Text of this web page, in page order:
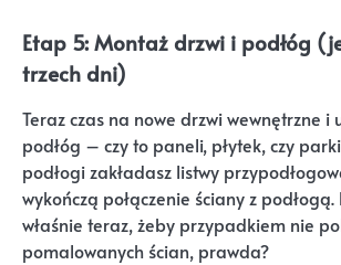
Etap 5: Montaż drzwi i podłóg
trzech dni)
Teraz czas na nowe drzwi wewnętrzne i
podłóg – czy to paneli, płytek, czy
podłogi zakładasz listwy
wykończą połączenie ściany z podłogą.
właśnie teraz, żeby przypadkiem nie
pomalowanych ścian, prawda?